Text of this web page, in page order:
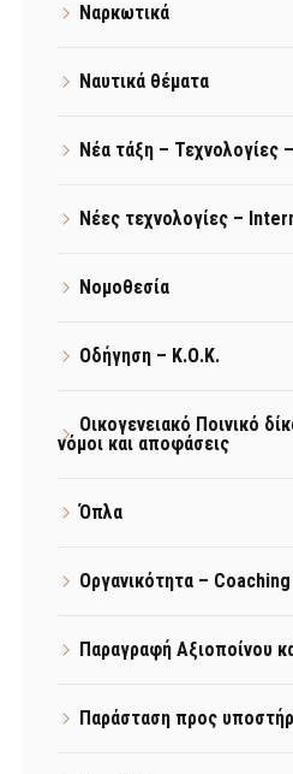
Ναρκωτικά
Ναυτικά θέματα
Νέα τάξη – Τεχνολογίες
Νέες τεχνολογίες –
Νομοθεσία
Οδήγηση – Κ.Ο.Κ.
Οικογενειακό Ποινικό
νόμοι και αποφάσεις
Όπλα
Οργανικότητα –
Παραγραφή Αξιοποίνου
Παράσταση προς